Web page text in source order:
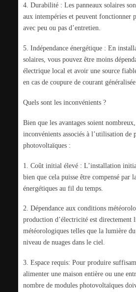
4. Durabilité : Les panneaux solaires
aux intempéries et peuvent fonctionner
avec peu ou pas d’entretien.
5. Indépendance énergétique : En
solaires, vous pouvez être moins
électrique local et avoir une source
en cas de coupure de courant généralisée.
Quels sont les inconvénients ?
Bien que les avantages soient
inconvénients associés à l’utilisation de
photovoltaïques :
1. Coût initial élevé : L’installation
bien que cela puisse être compensé par
énergétiques au fil du temps.
2. Dépendance aux conditions
production d’électricité est directement
météorologiques telles que la lumière
niveau de nuages ​​dans le ciel.
3. Espace requis: Pour produire
alimenter une maison entière ou une
nombre de modules photovoltaïques